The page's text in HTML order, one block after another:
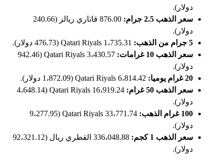
دولار).
سعر الذهب 2.5 جرام:
876.00 قاتاري ريالز (240.66
دولار).
5 جرام من الذهب:
سعر الذهب 10 غرامات:
3،430.57 Qatari Riyals (942.46
دولار).
20 غرام يوميا:
سعر الذهب 50 غرام:
16،919.24 Qatari Riyals (4،648.14
دولار).
100 غرام الذهب:
33،771.74 Qatari Riyals (9،277.95
دولار).
سعر الذهب 1 كجم:
336،048.88 القطري ريال (92،321.12
دولار).